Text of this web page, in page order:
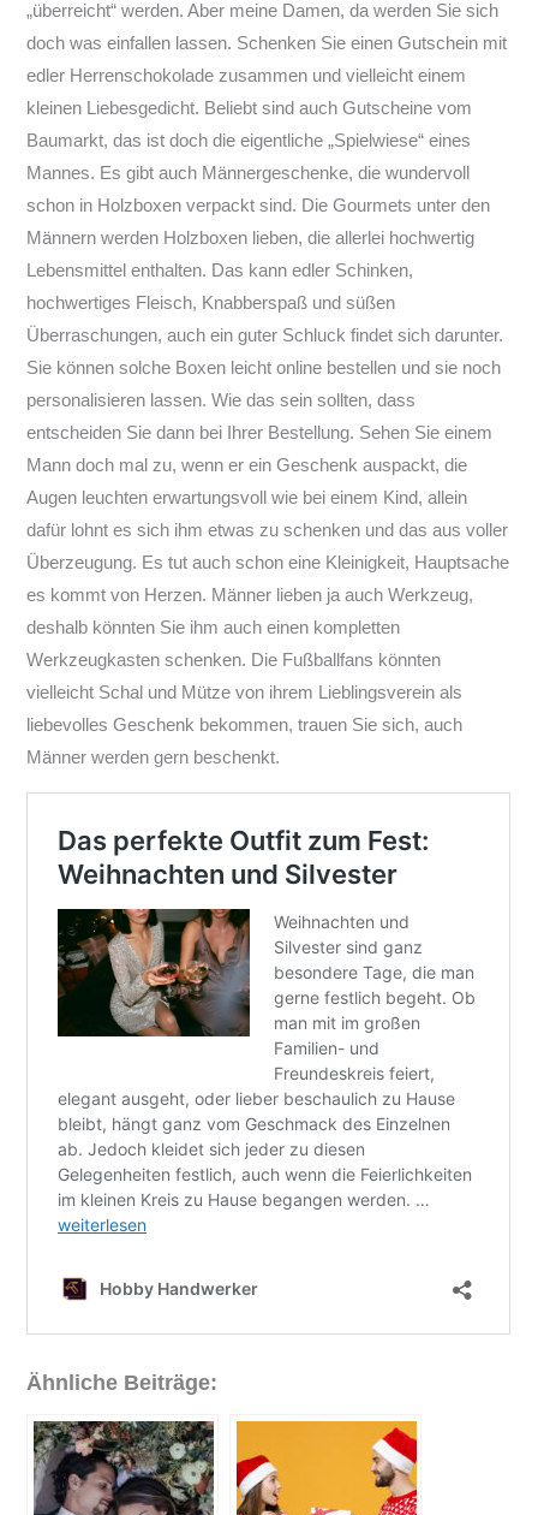
„überreicht“ werden. Aber meine Damen, da werden Sie sich
doch was einfallen lassen. Schenken Sie einen Gutschein mit
edler Herrenschokolade zusammen und vielleicht einem
kleinen Liebesgedicht. Beliebt sind auch Gutscheine vom
Baumarkt, das ist doch die eigentliche „Spielwiese“ eines
Mannes. Es gibt auch Männergeschenke, die wundervoll
schon in Holzboxen verpackt sind. Die Gourmets unter den
Männern werden Holzboxen lieben, die allerlei hochwertig
Lebensmittel enthalten. Das kann edler Schinken,
hochwertiges Fleisch, Knabberspaß und süßen
Überraschungen, auch ein guter Schluck findet sich darunter.
Sie können solche Boxen leicht online bestellen und sie noch
personalisieren lassen. Wie das sein sollten, dass
entscheiden Sie dann bei Ihrer Bestellung. Sehen Sie einem
Mann doch mal zu, wenn er ein Geschenk auspackt, die
Augen leuchten erwartungsvoll wie bei einem Kind, allein
dafür lohnt es sich ihm etwas zu schenken und das aus voller
Überzeugung. Es tut auch schon eine Kleinigkeit, Hauptsache
es kommt von Herzen. Männer lieben ja auch Werkzeug,
deshalb könnten Sie ihm auch einen kompletten
Werkzeugkasten schenken. Die Fußballfans könnten
vielleicht Schal und Mütze von ihrem Lieblingsverein als
liebevolles Geschenk bekommen, trauen Sie sich, auch
Männer werden gern beschenkt.
Ähnliche Beiträge: